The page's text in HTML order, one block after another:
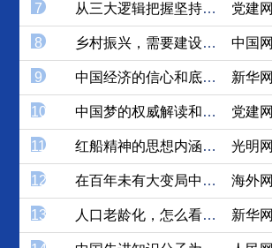
7 从三大逻辑把握坚持和发展中... 党建网
8 乡村振兴，需要建设“诗意经... 中国网
9 中国经济的信心和底气来自三... 新华网
10 中国梦的权威解读和科学指南 党建网
11 红船精神的思想内涵与重要价值 光明网
12 在百年未有大变局中，中国外... 海外网
13 人口老龄化，怎么看？怎么办？ 新华网